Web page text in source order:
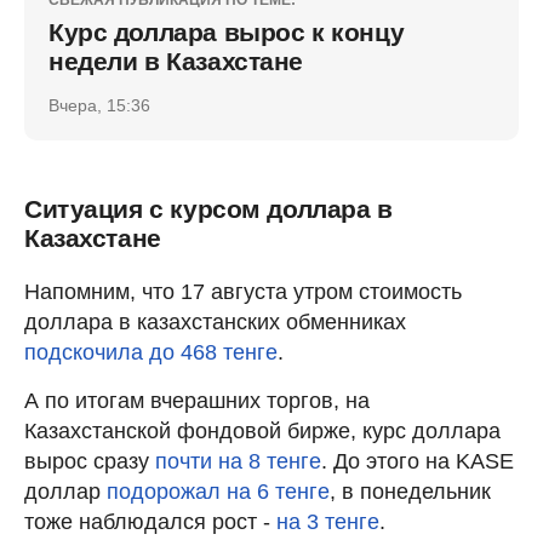
Курс доллара вырос к концу
недели в Казахстане
Вчера, 15:36
Ситуация с курсом доллара в
Казахстане
Напомним, что 17 августа утром стоимость
доллара в казахстанских обменниках
подскочила до 468 тенге.
А по итогам вчерашних торгов, на
Казахстанской фондовой бирже, курс доллара
вырос сразу почти на 8 тенге. До этого на KASE
доллар подорожал на 6 тенге, в понедельник
тоже наблюдался рост - на 3 тенге.